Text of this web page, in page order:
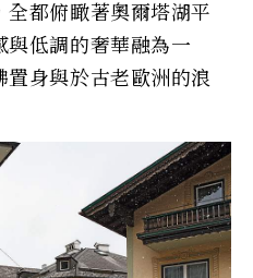
都俯瞰著奧爾塔湖平
低調的奢華融為一
身與於古老歐洲的浪